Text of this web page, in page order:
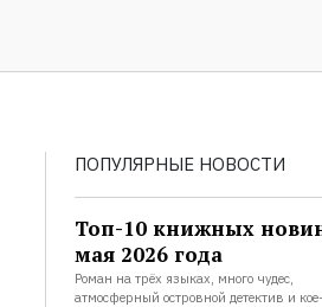
ПОПУЛЯРНЫЕ НОВОСТИ
Топ-10 книжных
мая 2026 года
Роман на трёх языках, много чудес,
атмосферный островной детектив и